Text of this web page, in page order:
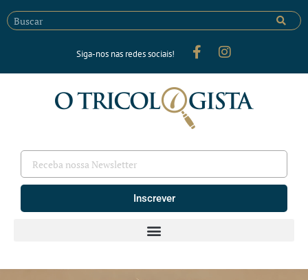
Siga-nos nas redes sociais!
Inscrever